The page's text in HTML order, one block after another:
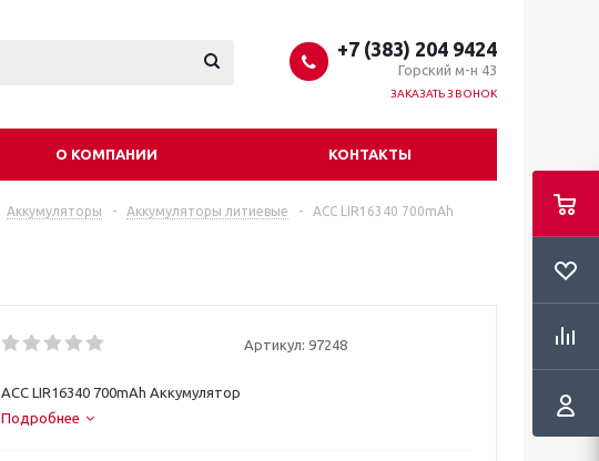
+7 (383) 204 9424
Горский м-н 43
ЗАКАЗАТЬ ЗВОНОК
О КОМПАНИИ КОНТАКТЫ
Аккумуляторы - Аккумуляторы литиевые - ACC LIR16340 700mAh
Артикул: 97248
ACC LIR16340 700mAh Аккумулятор
Подробнее